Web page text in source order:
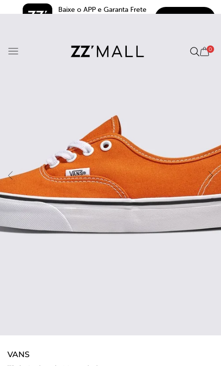
Baixe o APP e Garanta Frete
0
VANS